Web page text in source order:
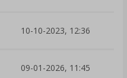
10-10-2023, 12:36
09-01-2026, 11:45